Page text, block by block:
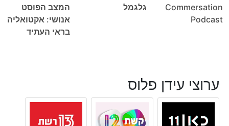
Commersation
Podcast
גלגמל
המצב הפוסט
אנושי: אקטואליה
בראי העתיד
ערוצי עידן פלוס